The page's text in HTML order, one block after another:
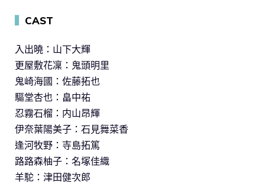
CAST
入出曉：山下大輝
更屋敷花凜：鬼頭明里
鬼崎海國：佐藤拓也
驅堂杏也：畠中祐
忍霧石榴：内山昂輝
伊奈葉陽美子：石見舞菜香
逢河牧野：寺島拓篤
路路森柚子：名塚佳織
羊駝：津田健次郎